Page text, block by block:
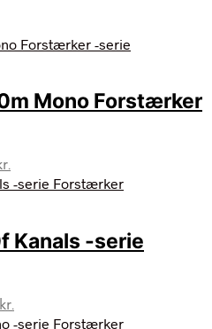
Mono Forstærker
aktuelle
4.193,00 kr..
Kanals -serie
kr.
aktuelle